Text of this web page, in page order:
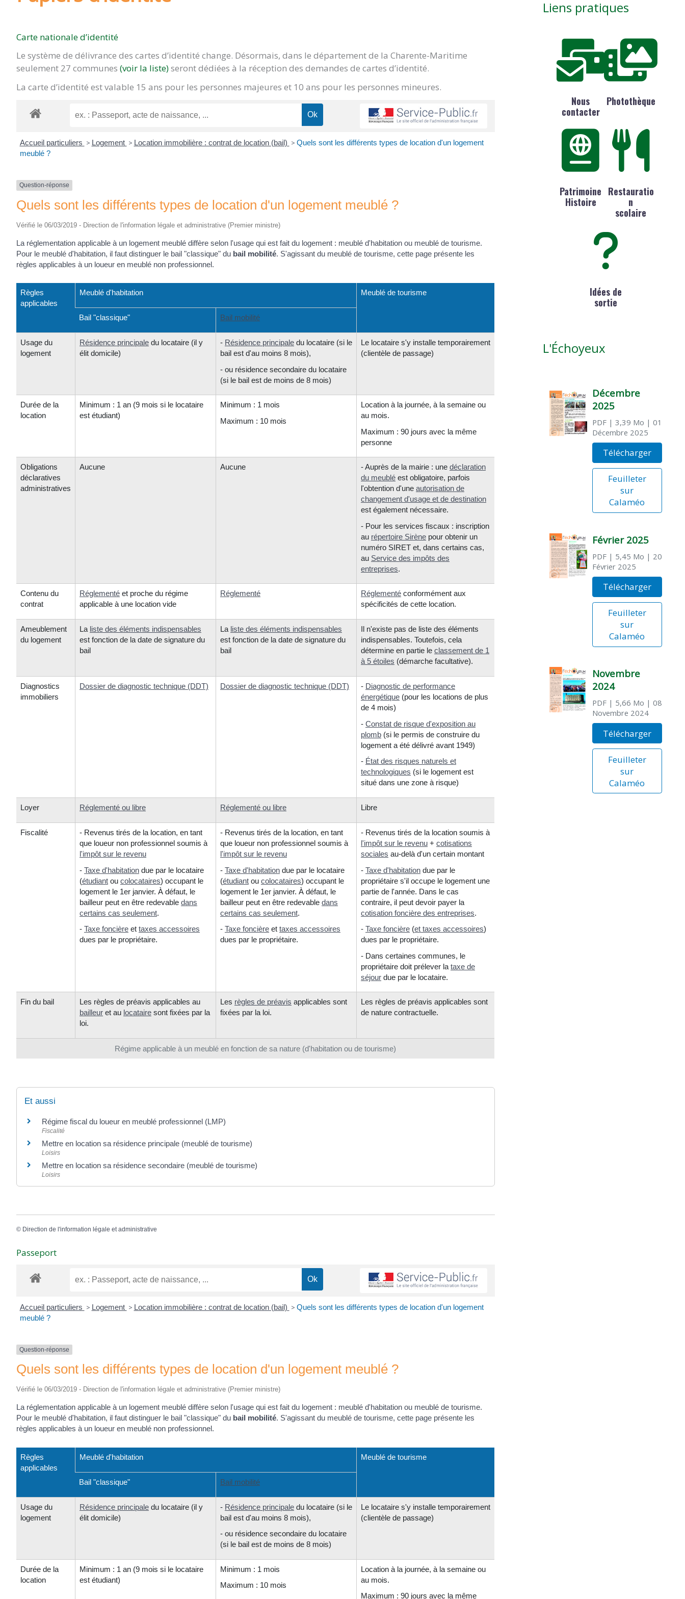
Carte nationale d’identité
Le système de délivrance des cartes d’identité change. Désormais, dans le département de la Charente-Maritime
seulement 27 communes (voir la liste)seront dédiées à la réception des demandes de cartes d’identité.
La carte d’identité est valable 15 ans pour les personnes majeures et 10 ans pour les personnes mineures.
Accueil particuliers > Logement > Location immobilière : contrat de location (bail) > Quels sont les différents types de location d'un logement
meublé ?
Question-réponse
Quels sont les différents types de location d'un logement meublé ?
Vérifié le 06/03/2019 - Direction de l'information légale et administrative (Premier ministre)
La réglementation applicable à un logement meublé diffère selon l'usage qui est fait du logement : meublé d'habitation ou meublé de tourisme.
Pour le meublé d'habitation, il faut distinguer le bail "classique" du bail mobilité. S'agissant du meublé de tourisme, cette page présente les
règles applicables à un loueur en meublé non professionnel.
Régime applicable à un meublé en fonction de sa nature (d'habitation ou de tourisme)
Règles
applicables
Meublé d'habitation Meublé de tourisme
Bail "classique" Bail mobilité
Usage du
logement
Résidence principale du locataire (il y
élit domicile)
- Résidence principale du locataire (si le
bail est d'au moins 8 mois),
- ou résidence secondaire du locataire
(si le bail est de moins de 8 mois)
Le locataire s'y installe temporairement
(clientèle de passage)
Durée de la
location
Minimum : 1 an (9 mois si le locataire
est étudiant)
Minimum : 1 mois
Maximum : 10 mois
Location à la journée, à la semaine ou
au mois.
Maximum : 90 jours avec la même
personne
Obligations
déclaratives
administratives
Aucune Aucune - Auprès de la mairie : une déclaration
du meublé est obligatoire, parfois
l'obtention d'une autorisation de
changement d'usage et de destination
est également nécessaire.
- Pour les services fiscaux : inscription
au répertoire Sirène pour obtenir un
numéro SIRET et, dans certains cas,
au Service des impôts des
entreprises.
Contenu du
contrat
Réglementé et proche du régime
applicable à une location vide
Réglementé Réglementé conformément aux
spécificités de cette location.
Ameublement
du logement
La liste des éléments indispensables
est fonction de la date de signature du
bail
La liste des éléments indispensables
est fonction de la date de signature du
bail
Il n'existe pas de liste des éléments
indispensables. Toutefois, cela
détermine en partie le classement de 1
à 5 étoiles (démarche facultative).
Diagnostics
immobiliers
Dossier de diagnostic technique (DDT) Dossier de diagnostic technique (DDT) - Diagnostic de performance
énergétique (pour les locations de plus
de 4 mois)
- Constat de risque d'exposition au
plomb (si le permis de construire du
logement a été délivré avant 1949)
- État des risques naturels et
technologiques (si le logement est
situé dans une zone à risque)
Loyer Réglementé ou libre Réglementé ou libre Libre
Fiscalité
- Revenus tirés de la location, en tant
que loueur non professionnel soumis à
l'impôt sur le revenu
- Taxe d'habitation due par le locataire
(étudiant ou colocataires) occupant le
logement le 1er janvier. À défaut, le
bailleur peut en être redevable dans
certains cas seulement.
- Taxe foncière et taxes accessoires
dues par le propriétaire.
- Revenus tirés de la location, en tant
que loueur non professionnel soumis à
l'impôt sur le revenu
- Taxe d'habitation due par le locataire
(étudiant ou colocataires) occupant le
logement le 1er janvier. À défaut, le
bailleur peut en être redevable dans
certains cas seulement.
- Taxe foncière et taxes accessoires
dues par le propriétaire.
- Revenus tirés de la location soumis à
l'impôt sur le revenu + cotisations
sociales au-delà d'un certain montant
- Taxe d'habitation due par le
propriétaire s'il occupe le logement une
partie de l'année. Dans le cas
contraire, il peut devoir payer la
cotisation foncière des entreprises.
- Taxe foncière (et taxes accessoires)
dues par le propriétaire.
- Dans certaines communes, le
propriétaire doit prélever la taxe de
séjour due par le locataire.
Fin du bail
Les règles de préavis applicables au
bailleur et au locataire sont fixées par la
loi.
Les règles de préavis applicables sont
fixées par la loi.
Les règles de préavis applicables sont
de nature contractuelle.
Et aussi
Régime fiscal du loueur en meublé professionnel (LMP)
Fiscalité
Mettre en location sa résidence principale (meublé de tourisme)
Loisirs
Mettre en location sa résidence secondaire (meublé de tourisme)
Loisirs
© Direction de l'information légale et administrative
Passeport
Accueil particuliers > Logement > Location immobilière : contrat de location (bail) > Quels sont les différents types de location d'un logement
meublé ?
Question-réponse
Quels sont les différents types de location d'un logement meublé ?
Vérifié le 06/03/2019 - Direction de l'information légale et administrative (Premier ministre)
La réglementation applicable à un logement meublé diffère selon l'usage qui est fait du logement : meublé d'habitation ou meublé de tourisme.
Pour le meublé d'habitation, il faut distinguer le bail "classique" du bail mobilité. S'agissant du meublé de tourisme, cette page présente les
règles applicables à un loueur en meublé non professionnel.
Règles
applicables
Meublé d'habitation Meublé de tourisme
Bail "classique" Bail mobilité
Usage du
logement
Résidence principale du locataire (il y
élit domicile)
- Résidence principale du locataire (si le
bail est d'au moins 8 mois),
- ou résidence secondaire du locataire
(si le bail est de moins de 8 mois)
Le locataire s'y installe temporairement
(clientèle de passage)
Durée de la
location
Minimum : 1 an (9 mois si le locataire
est étudiant)
Minimum : 1 mois
Maximum : 10 mois
Location à la journée, à la semaine ou
au mois.
Maximum : 90 jours avec la même
Liens pratiques
Nous
contacter
Photothèque
Patrimoine
Histoire
Restauratio
n
scolaire
Idées de
sortie
L'Échoyeux
Décembre
2025
PDF| 3,39 Mo | 01
Décembre 2025
Télécharger
Feuilleter
sur
Calaméo
Février 2025
PDF| 5,45 Mo | 20
Février 2025
Télécharger
Feuilleter
sur
Calaméo
Novembre
2024
PDF| 5,66 Mo | 08
Novembre 2024
Télécharger
Feuilleter
sur
Calaméo